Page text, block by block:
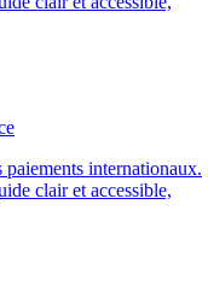
internationaux.
clair et accessible,